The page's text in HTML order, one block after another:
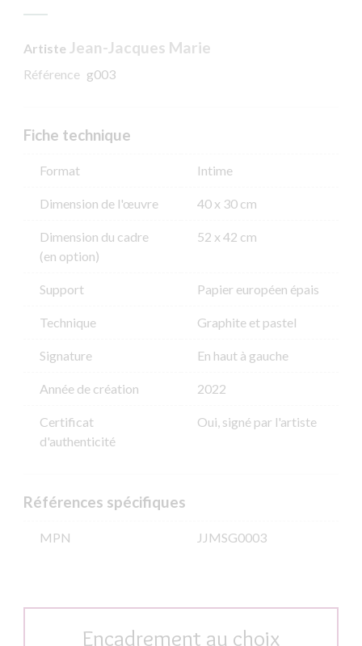
Artiste Jean-Jacques Marie
Référence g003
Fiche technique
Format Intime
Dimension de l'​œuvre 40 x 30 cm
Dimension du cadre
(en option)
52 x 42 cm
Support Papier européen épais
Technique Graphite et pastel
Signature En haut à gauche
Année de création 2022
Certificat
d'authenticité
Oui, signé par l'artiste
Références spécifiques
MPN JJMSG0003
Encadrement au choix